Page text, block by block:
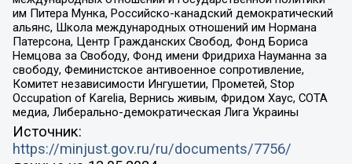
им Питера Мунка, Российско-канадский демократический
альянс, Школа международных отношений им Нормана
Патерсона, Центр Гражданских Свобод, Фонд Бориса
Немцова за Свободу, Фонд имени Фридриха Науманна за
свободу, Феминистское антивоенное сопротивление,
Комитет независимости Ингушетии, Прометей, Stop
Occupation of Karelia, Вернись живым, Фридом Хаус, СОТА
медиа, Либерально-демократическая Лига Украины
Источник:
https://minjust.gov.ru/ru/documents/7756/